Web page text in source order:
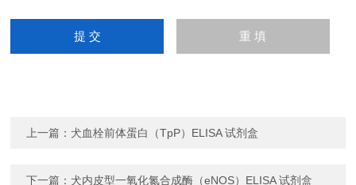
上一篇： 犬血栓前体蛋白（TpP）ELISA 试剂盒
下一篇： 犬内皮型一氧化氮合成酶（eNOS）ELISA 试剂盒